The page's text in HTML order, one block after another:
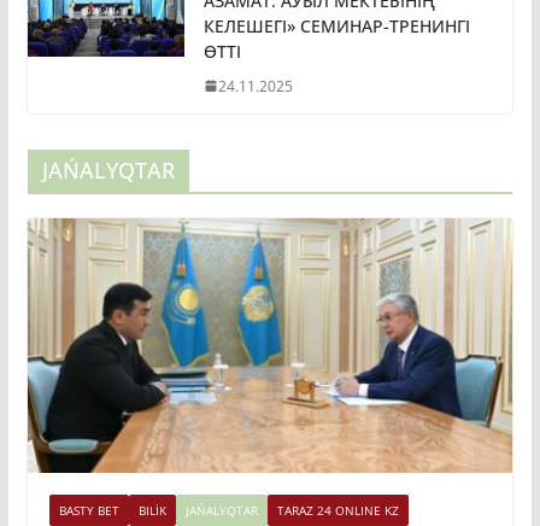
АЗАМАТ: АУЫЛ МЕКТЕБІНІҢ
КЕЛЕШЕГІ» СЕМИНАР-ТРЕНИНГІ
ӨТТІ
24.11.2025
JAŃALYQTAR
BASTY BET BILİK JAŃALYQTAR TARAZ 24 ONLINE KZ